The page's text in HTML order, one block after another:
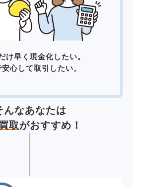
け早く現金化したい。
心して取引したい。
んなあなたは
取がおすすめ！